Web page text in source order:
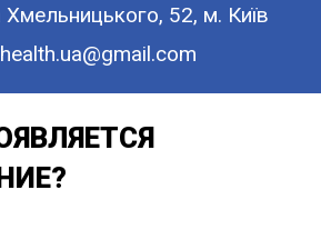
52, м. Київ